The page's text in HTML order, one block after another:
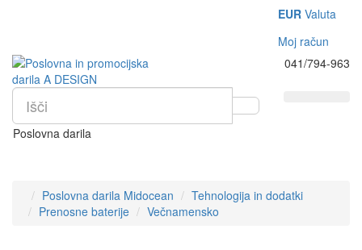
EUR Valuta
Moj račun
041/794-963
Poslovna darila
Poslovna darila Midocean
Tehnologija in dodatki
Prenosne baterije
Večnamensko